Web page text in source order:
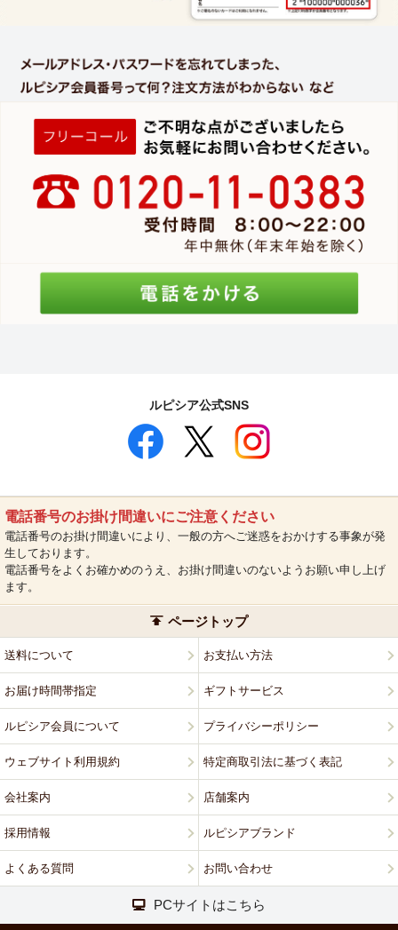
ルピシア公式SNS
電話番号のお掛け間違いにご注意ください
電話番号のお掛け間違いにより、一般の方へご迷惑をおかけする事象が発
生しております。
電話番号をよくお確かめのうえ、お掛け間違いのないようお願い申し上げ
ます。
ページトップ
送料について お支払い方法
お届け時間帯指定 ギフトサービス
ルピシア会員について プライバシーポリシー
ウェブサイト利用規約 特定商取引法に基づく表記
会社案内 店舗案内
採用情報 ルピシアブランド
よくある質問 お問い合わせ
PCサイトはこちら